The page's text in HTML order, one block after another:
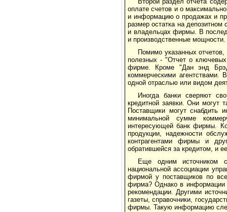
оплате счетов и о
и информацию о продажах и
размер остатка на
и владельцах фирмы. В
и производственные мощности.
Помимо указанных
полезных - "Отчет о
фирме. Кроме "Дан энд
коммерческими агентствами.
одной отраслью или видом
Иногда банки сверяют
кредитной заявки. Они могут
Поставщики могут снабдить
минимальной сумме
интересующей банк фирмы.
продукции, надежности
контрагентами фирмы и
обратившейся за кредитом, и
Еще одним источником
национальной ассоциации
фирмой у поставщиков по
фирма? Однако в информации
рекомендации. Другими
газеты, справочники,
фирмы. Такую информацию